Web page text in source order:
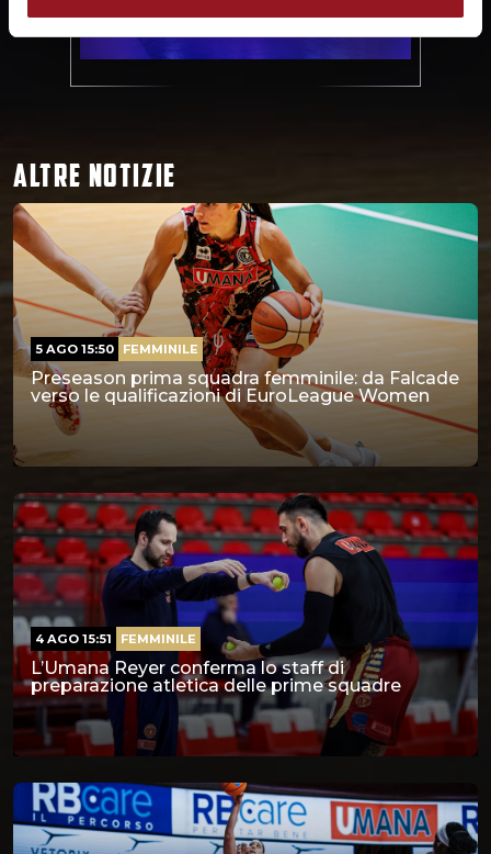
ALTRE NOTIZIE
Preseason prima squadra femminile: da Falcade
verso le qualificazioni di EuroLeague Women
5 AGO 15:50 FEMMINILE
L’Umana Reyer conferma lo staff di
preparazione atletica delle prime squadre
4 AGO 15:51 FEMMINILE